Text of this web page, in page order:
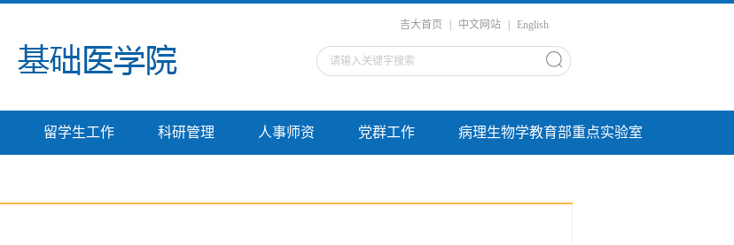
吉大首页 中文网站 English
留学生工作 科研管理 人事师资 党群工作 病理生物学教育部重点实验室